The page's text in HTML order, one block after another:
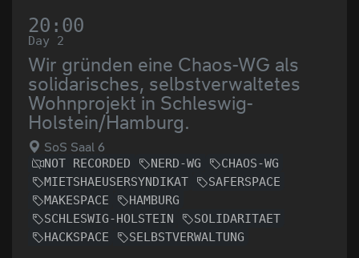
20:00
Day 2
Wir gründen eine Chaos-WG als
solidarisches, selbstverwaltetes
Wohnprojekt in Schleswig-
Holstein/Hamburg.
SoS Saal 6
NOT RECORDED NERD-WG
CHAOS-WG
MIETSHAEUSERSYNDIKAT
SAFERSPACE
MAKESPACE
HAMBURG
SCHLESWIG-HOLSTEIN
SOLIDARITAET
HACKSPACE
SELBSTVERWALTUNG